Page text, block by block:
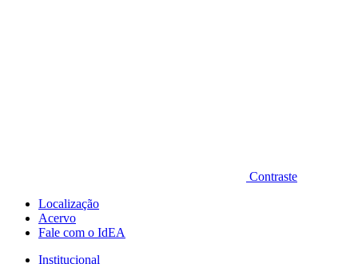
Contraste
Localização
Acervo
Fale com o IdEA
Institucional